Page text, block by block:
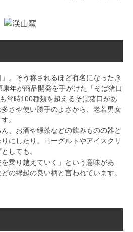
」。そう称されるほど有名になったき
年が商品開発を手がけた「そば猪口
常時100種類を超えるそば猪口があ
さや使い勝手のよさから、老若男女
。
、お酒や緑茶などの飲みものの器と
にしたり。ヨーグルトやアイスクリ
しても。
を乗り越えていく」という意味があ
の縁起の良い柄と言われています。